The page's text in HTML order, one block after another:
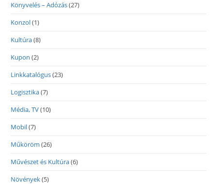
Könyvelés – Adózás(27)
Konzol(1)
Kultúra(8)
Kupon (2)
Linkkatalógus(23)
Logisztika(7)
Média, TV(10)
Mobil(7)
Műköröm (26)
Művészet és Kultúra(6)
Növények(5)